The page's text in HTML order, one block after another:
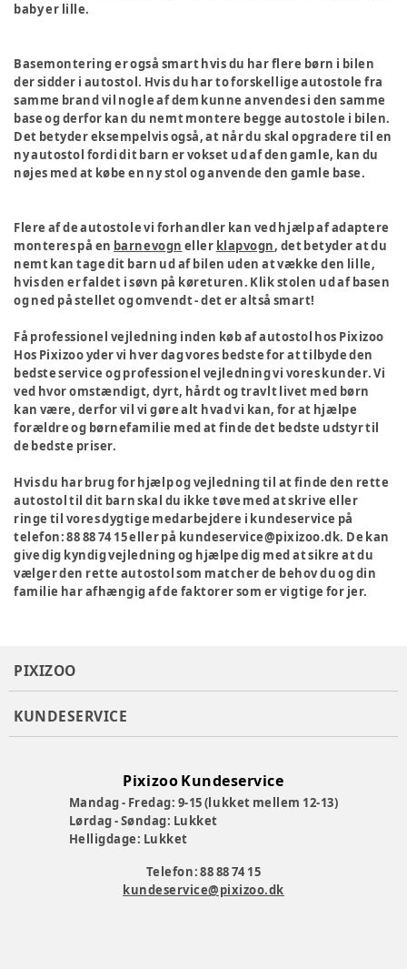
baby er lille.
Basemontering er også smart hvis du har flere børn i bilen
der sidder i autostol. Hvis du har to forskellige autostole fra
samme brand vil nogle af dem kunne anvendes i den samme
base og derfor kan du nemt montere begge autostole i bilen.
Det betyder eksempelvis også, at når du skal opgradere til en
ny autostol fordi dit barn er vokset ud af den gamle, kan du
nøjes med at købe en ny stol og anvende den gamle base.
Flere af de autostole vi forhandler kan ved hjælp af adaptere
monteres på en barnevogn eller klapvogn, det betyder at du
nemt kan tage dit barn ud af bilen uden at vække den lille,
hvis den er faldet i søvn på køreturen. Klik stolen ud af basen
og ned på stellet og omvendt - det er altså smart!
Få professionel vejledning inden køb af autostol hos Pixizoo
Hos Pixizoo yder vi hver dag vores bedste for at tilbyde den
bedste service og professionel vejledning vi vores kunder. Vi
ved hvor omstændigt, dyrt, hårdt og travlt livet med børn
kan være, derfor vil vi gøre alt hvad vi kan, for at hjælpe
forældre og børnefamilie med at finde det bedste udstyr til
de bedste priser.
Hvis du har brug for hjælp og vejledning til at finde den rette
autostol til dit barn skal du ikke tøve med at skrive eller
ringe til vores dygtige medarbejdere i kundeservice på
telefon: 88 88 74 15 eller på kundeservice@pixizoo.dk. De kan
give dig kyndig vejledning og hjælpe dig med at sikre at du
vælger den rette autostol som matcher de behov du og din
familie har afhængig af de faktorer som er vigtige for jer.
PIXIZOO
KUNDESERVICE
Pixizoo Kundeservice
Mandag - Fredag: 9-15 (lukket mellem 12-13)
Lørdag - Søndag: Lukket
Helligdage: Lukket
Telefon: 88 88 74 15
kundeservice@pixizoo.dk